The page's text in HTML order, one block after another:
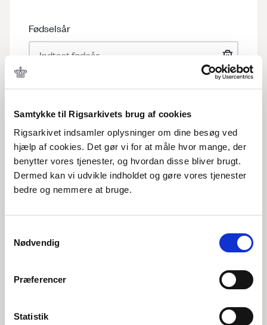
Samtykke til Rigsarkivets brug af cookies
Rigsarkivet indsamler oplysninger om dine besøg ved
hjælp af cookies. Det gør vi for at måle hvor mange, der
benytter vores tjenester, og hvordan disse bliver brugt.
Dermed kan vi udvikle indholdet og gøre vores tjenester
bedre og nemmere at bruge.
Nødvendig
Præferencer
Statistik
Fødselsår
Dødsår
Dødssted
Hændelsesår